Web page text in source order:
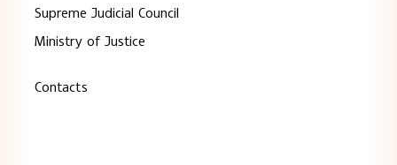
Supreme Judicial Council
Ministry of Justice
Contacts